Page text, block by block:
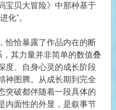
宝贝大冒险》中那种基于
化”。
恰恰暴露了作品内在的断
，其力量并非简单的数值叠
度、自身心灵的成长阶段
神图腾。从成长期到完全
突破都伴随着一段具体的
内面性的外显，是叙事节